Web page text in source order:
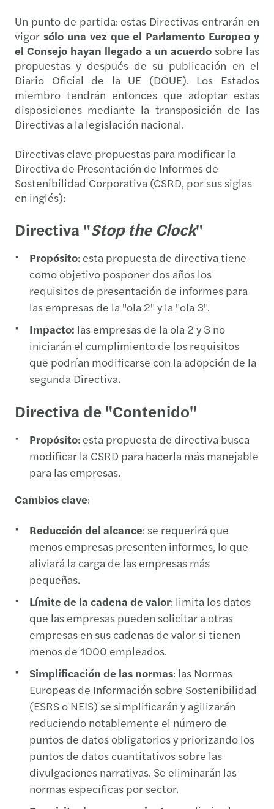
Un punto de partida: estas Directivas entrarán en
vigor sólo una vez que el Parlamento Europeo y
el Consejo hayan llegado a un acuerdo sobre las
propuestas y después de su publicación en el
Diario Oficial de la UE (DOUE). Los Estados
miembro tendrán entonces que adoptar estas
disposiciones mediante la transposición de las
Directivas a la legislación nacional.
Directivas clave propuestas para modificar la
Directiva de Presentación de Informes de
Sostenibilidad Corporativa (CSRD, por sus siglas
en inglés):
Directiva "Stop the Clock"
Propósito: esta propuesta de directiva tiene
como objetivo posponer dos años los
requisitos de presentación de informes para
las empresas de la "ola 2" y la "ola 3".
Impacto: las empresas de la ola 2 y 3 no
iniciarán el cumplimiento de los requisitos
que podrían modificarse con la adopción de la
segunda Directiva.
Directiva de "Contenido"
Propósito: esta propuesta de directiva busca
modificar la CSRD para hacerla más manejable
para las empresas.
Cambios clave:
Reducción del alcance: se requerirá que
menos empresas presenten informes, lo que
aliviará la carga de las empresas más
pequeñas.
Límite de la cadena de valor: limita los datos
que las empresas pueden solicitar a otras
empresas en sus cadenas de valor si tienen
menos de 1000 empleados.
Simplificación de las normas: las Normas
Europeas de Información sobre Sostenibilidad
(ESRS o NEIS) se simplificarán y agilizarán
reduciendo notablemente el número de
puntos de datos obligatorios y priorizando los
puntos de datos cuantitativos sobre las
divulgaciones narrativas. Se eliminarán las
normas específicas por sector.